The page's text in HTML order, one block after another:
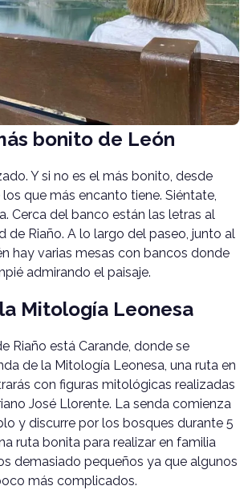
bonito de León
Y si no es el más bonito, desde
que más encanto tiene. Siéntate,
Cerca del banco están las letras al
de Riaño. A lo largo del paseo, junto al
hay varias mesas con bancos donde
admirando el paisaje.
Mitología Leonesa
Riaño está Carande, donde se
de la Mitología Leonesa, una ruta en
con figuras mitológicas realizadas
José Llorente. La senda comienza
y discurre por los bosques durante 5
ruta bonita para realizar en familia
demasiado pequeños ya que algunos
más complicados.